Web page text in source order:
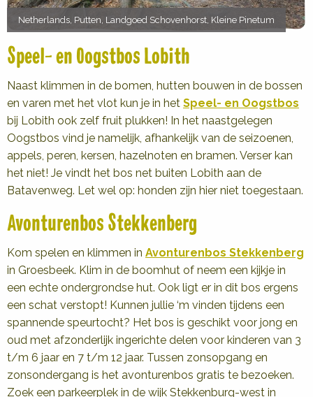
Netherlands, Putten, Landgoed Schovenhorst, Kleine Pinetum
Speel- en Oogstbos Lobith
Naast klimmen in de bomen, hutten bouwen in de bossen
en varen met het vlot kun je in het Speel- en Oogstbos
bij Lobith ook zelf fruit plukken! In het naastgelegen
Oogstbos vind je namelijk, afhankelijk van de seizoenen,
appels, peren, kersen, hazelnoten en bramen. Verser kan
het niet! Je vindt het bos net buiten Lobith aan de
Batavenweg. Let wel op: honden zijn hier niet toegestaan.
Avonturenbos Stekkenberg
Kom spelen en klimmen in Avonturenbos Stekkenberg
in Groesbeek. Klim in de boomhut of neem een kijkje in
een echte ondergrondse hut. Ook ligt er in dit bos ergens
een schat verstopt! Kunnen jullie ‘m vinden tijdens een
spannende speurtocht? Het bos is geschikt voor jong en
oud met afzonderlijk ingerichte delen voor kinderen van 3
t/m 6 jaar en 7 t/m 12 jaar. Tussen zonsopgang en
zonsondergang is het avonturenbos gratis te bezoeken.
Zoek een parkeerplek in de wijk Stekkenburg-west in